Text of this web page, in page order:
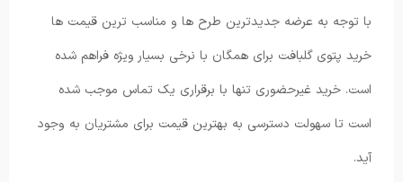
با توجه به عرضه جدیدترین طرح ها و مناسب ترین قیمت ها
خرید پتوی گلبافت برای همگان با نرخی بسیار ویژه فراهم شده
است. خرید غیرحضوری تنها با برقراری یک تماس موجب شده
است تا سهولت دسترسی به بهترین قیمت برای مشتریان به وجود
آید.